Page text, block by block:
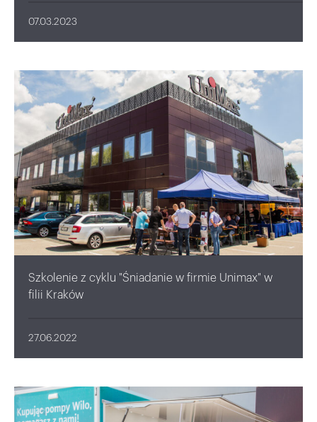
07.03.2023
Szkolenie z cyklu "Śniadanie w firmie Unimax" w
filii Kraków
27.06.2022